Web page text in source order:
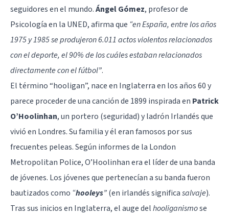
seguidores en el mundo.Ángel Gómez, profesor de
Psicología en la UNED, afirma que “en España, entre los años
1975 y 1985 se produjeron 6.011 actos violentos relacionados
con el deporte, el 90% de los cuáles estaban relacionados
directamente con el fútbol”.
El término “hooligan”, nace en Inglaterra en los años 60 y
parece proceder de una canción de 1899 inspirada en Patrick
O’Hoolinhan, un portero (seguridad) y ladrón Irlandés que
vivió en Londres. Su familia y él eran famosos por sus
frecuentes peleas. Según informes de la London
Metropolitan Police, O’Hoolinhan era el líder de una banda
de jóvenes. Los jóvenes que pertenecían a su banda fueron
bautizados como “hooleys”(en irlandés significasalvaje).
Tras sus inicios en Inglaterra, el auge delhooliganismose